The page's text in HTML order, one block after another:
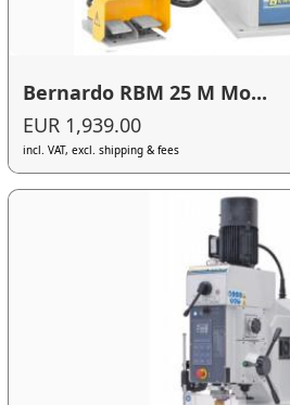
Bernardo RBM 25 M Mo...
EUR 1,939.00
incl. VAT, excl. shipping & fees